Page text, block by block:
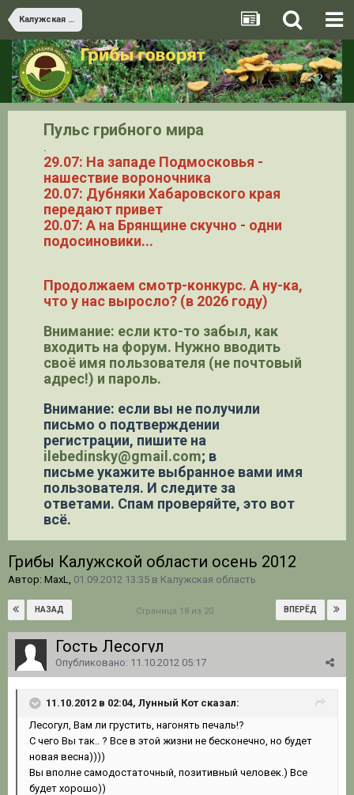
Калужская область
Пульс грибного мира
.
29.07: На западе Подмосковья -
нашествие вороночника
20.07: Дубняки Хабаровского края
передают привет
20.07: А на Брянщине скучно - одни
подосиновики...
Продолжаем смотр-конкурс. А ну-ка,
что у нас выросло? (в 2026 году)
Внимание: если кто-то забыл, как
входить на форум. Нужно вводить
своё имя пользователя (не почтовый
адрес!) и пароль.
Внимание: если вы не получили
письмо о подтверждении
регистрации, пишите на
ilebedinsky@gmail.com; в
письме укажите выбранное вами имя
пользователя. И следите за
ответами. Спам проверяйте, это вот
всё.
Грибы Калужской области осень 2012
Автор: MaxL, 01.09.2012 13:35 в Калужская область
НАЗАД ВПЕРЁД
Страница 18 из 20
Гость Лесогул
Опубликовано: 11.10.2012 05:17
11.10.2012 в 02:04, Лунный Кот сказал:
Лесогул, Вам ли грустить, нагонять печаль!?
С чего Вы так.. ? Все в этой жизни не бесконечно, но будет
новая весна))))
Вы вполне самодостаточный, позитивный человек.) Все
будет хорошо))